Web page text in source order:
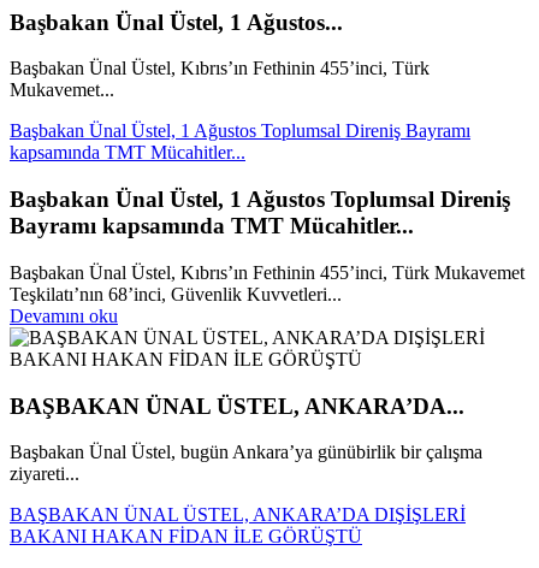
Başbakan Ünal Üstel, 1 Ağustos...
Başbakan Ünal Üstel, Kıbrıs’ın Fethinin 455’inci, Türk
Mukavemet...
Başbakan Ünal Üstel, 1 Ağustos Toplumsal Direniş Bayramı
kapsamında TMT Mücahitler...
Başbakan Ünal Üstel, 1 Ağustos Toplumsal Direniş
Bayramı kapsamında TMT Mücahitler...
Başbakan Ünal Üstel, Kıbrıs’ın Fethinin 455’inci, Türk Mukavemet
Teşkilatı’nın 68’inci, Güvenlik Kuvvetleri...
Devamını oku
BAŞBAKAN ÜNAL ÜSTEL, ANKARA’DA...
Başbakan Ünal Üstel, bugün Ankara’ya günübirlik bir çalışma
ziyareti...
BAŞBAKAN ÜNAL ÜSTEL, ANKARA’DA DIŞİŞLERİ
BAKANI HAKAN FİDAN İLE GÖRÜŞTÜ